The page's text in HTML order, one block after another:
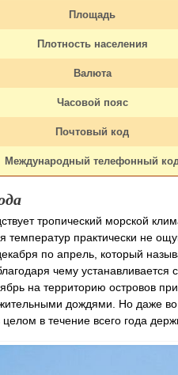
Площадь
Плотность населения
Валюта
Часовой пояс
Почтовый код
Международный телефонный
тропический морской
температур практически не
по апрель, который
чему
на территорию островов
дождями. Но даже во
в течение всего года